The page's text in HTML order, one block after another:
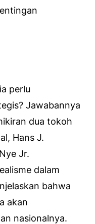
perlu
Jawabannya
dua tokoh
Hans J.
Jr.
dalam
bahwa
akan
nasionalnya.